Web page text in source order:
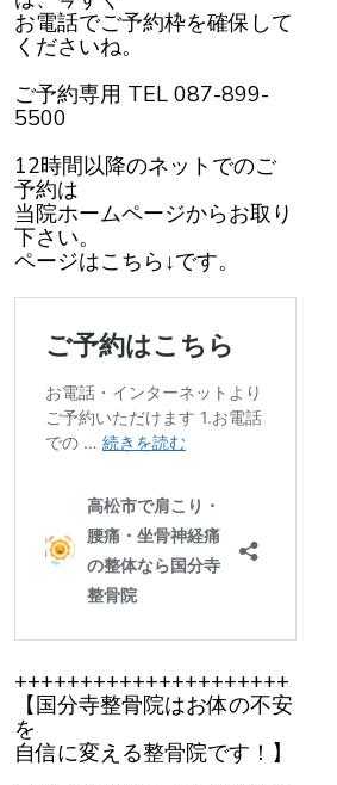
お電話でご予約枠を確保して
くださいね。
ご予約専用 TEL 087-899-
5500
12時間以降のネットでのご
予約は
当院ホームページからお取り
下さい。
ページはこちら↓です。
+++++++++++++++++++++
【国分寺整骨院はお体の不安
を
自信に変える整骨院です！】